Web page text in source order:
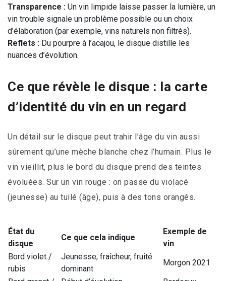
Transparence : Un vin limpide laisse passer la lumière, un
vin trouble signale un problème possible ou un choix
d’élaboration (par exemple, vins naturels non filtrés).
Reflets : Du pourpre à l’acajou, le disque distille les
nuances d’évolution.
Ce que révèle le disque : la carte
d’identité du vin en un regard
Un détail sur le disque peut trahir l’âge du vin aussi
sûrement qu’une mèche blanche chez l’humain. Plus le
vin vieillit, plus le bord du disque prend des teintes
évoluées. Sur un vin rouge : on passe du violacé
(jeunesse) au tuilé (âge), puis à des tons orangés.
État du
disque
Ce que cela indique
Exemple de
vin
Bord violet /
rubis
Jeunesse, fraîcheur, fruité
dominant
Morgon 2021